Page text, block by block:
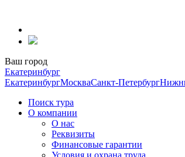
содержанию
Ваш город
Екатеринбург
ЕкатеринбургМоскваСанкт-Петербург
Поиск тура
О компании
О нас
Реквизиты
Финансовые гарантии
Условия и охрана труда